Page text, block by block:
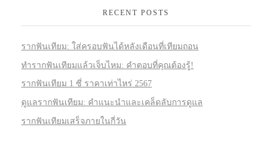
RECENT POSTS
รากฟันเทียม: ใส่ครอบฟันได้หลังเดือนที่เทียมถอน
ทำรากฟันเทียมแล้วเจ็บไหม: คำตอบที่คุณต้องรู้!
รากฟันเทียม 1 ซี่ ราคาเท่าไหร่ 2567
ดูแลรากฟันเทียม: คำแนะนำและเคล็ดลับการดูแล
รากฟันเทียมเสร็จภายในกี่วัน